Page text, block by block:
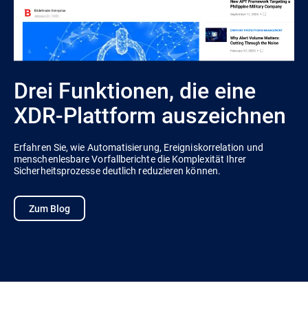
Drei Funktionen, die eine
XDR-Plattform auszeichnen
Erfahren Sie, wie Automatisierung, Ereigniskorrelation und
menschenlesbare Vorfallberichte die Komplexität Ihrer
Sicherheitsprozesse deutlich reduzieren können.
Zum Blog